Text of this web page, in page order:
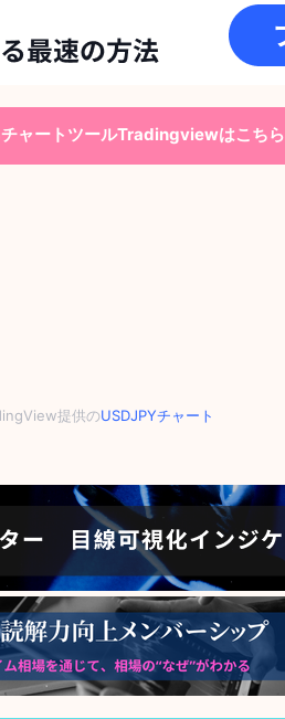
ャートツールTradingviewはこちら
提供のUSDJPYチャート